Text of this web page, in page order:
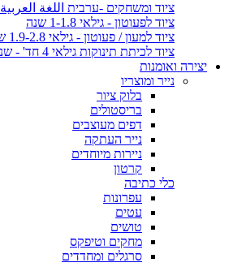
ציוד ומשחקים -ערבית اللغة العربية
ציוד לפעוטון - גילאי 1-1.8 שנה
ציוד למעון / פעוטון - גילאי 1.9-2.8 שנה
ציוד לכיתת תינוקות גילאי 4 חד' - שנה
יצירה ואומנות
נייר ומוצריו
בלוק ציור
בריסטולים
דפים מעוצבים
נייר העתקה
ניירות מיוחדים
קרטון
כלי כתיבה
עפרונות
עטים
טושים
מחקים וטיפקס
סרגלים ומחדדים